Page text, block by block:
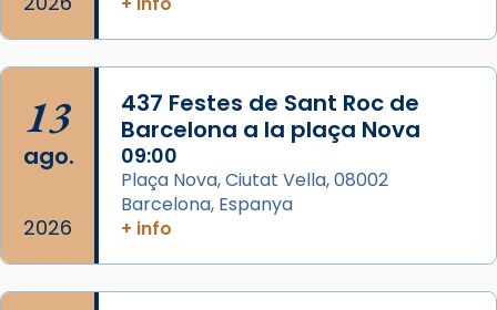
col·laboradors, a la Catedral de Barcelona.
Josep Omella, ha presidit la missa i l’ha
concelebrat el bisbe auxiliar de Barcelona,
Mons. David Abadías.
📸 Dr. G. Simón
13
ago.
2026
437 Festes de Sant Roc de
Barcelona a la plaça Nova
09:00
Plaça Nova, Ciutat Vella, 08002
Barcelona, Espanya
+ info